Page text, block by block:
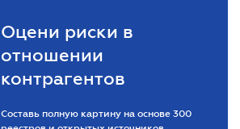
Оцени риски в
отношении
контрагентов
Составь полную картину на основе 300